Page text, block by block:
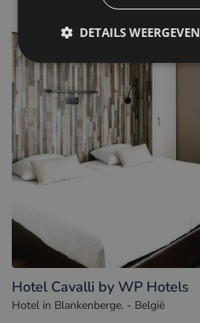
Hotel Cavalli by WP Hotels
Hotel in Blankenberge. - België
DETAILS WEERGEVEN